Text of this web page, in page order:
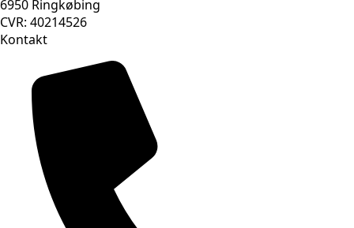
6950 Ringkøbing
CVR: 40214526
Kontakt